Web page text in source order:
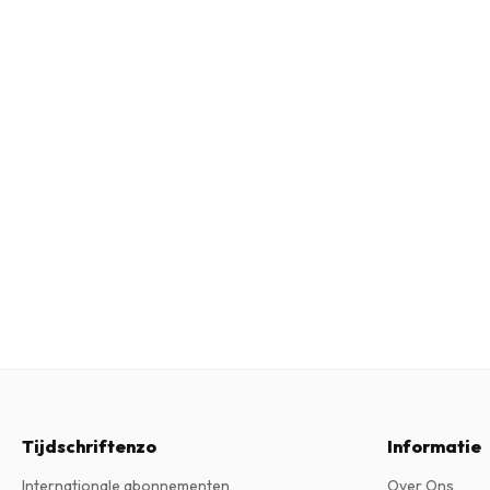
Tijdschriftenzo
Internationale abonnementen
Informatie
Over Ons